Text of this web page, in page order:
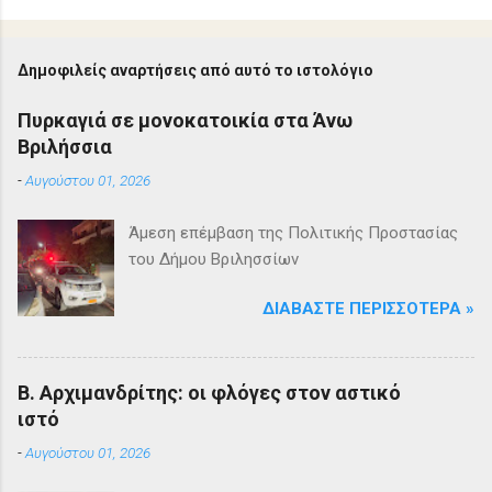
Δημοφιλείς αναρτήσεις από αυτό το ιστολόγιο
Πυρκαγιά σε μονοκατοικία στα Άνω
Βριλήσσια
-Αυγούστου 01, 2026
Άμεση επέμβαση της Πολιτικής Προστασίας
του Δήμου Βριλησσίων
ΔΙΑΒΆΣΤΕ ΠΕΡΙΣΣΌΤΕΡΑ »
Β. Αρχιμανδρίτης: οι φλόγες στον αστικό
ιστό
-Αυγούστου 01, 2026